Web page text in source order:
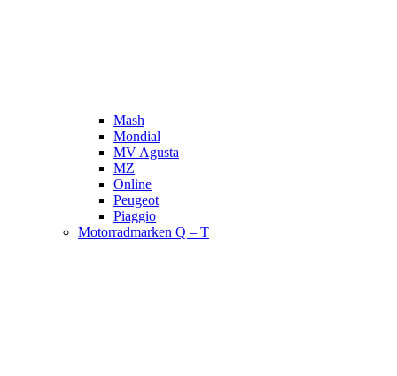
Mash
Mondial
MV Agusta
MZ
Online
Peugeot
Piaggio
Motorradmarken Q – T